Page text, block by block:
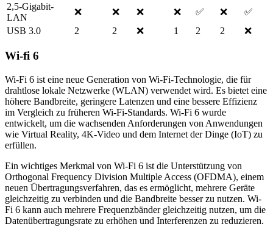
2,5-Gigabit-
LAN
❌ ❌ ❌ ❌ ✅ ❌
✅
USB 3.0
2 2 ❌ 1 2 2 ❌
Wi-fi 6
Wi-Fi 6 ist eine neue Generation von Wi-Fi-Technologie, die für
drahtlose lokale Netzwerke (WLAN) verwendet wird. Es bietet eine
höhere Bandbreite, geringere Latenzen und eine bessere Effizienz
im Vergleich zu früheren Wi-Fi-Standards. Wi-Fi 6 wurde
entwickelt, um die wachsenden Anforderungen von Anwendungen
wie Virtual Reality, 4K-Video und dem Internet der Dinge (IoT) zu
erfüllen.
Ein wichtiges Merkmal von Wi-Fi 6 ist die Unterstützung von
Orthogonal Frequency Division Multiple Access (OFDMA), einem
neuen Übertragungsverfahren, das es ermöglicht, mehrere Geräte
gleichzeitig zu verbinden und die Bandbreite besser zu nutzen. Wi-
Fi 6 kann auch mehrere Frequenzbänder gleichzeitig nutzen, um die
Datenübertragungsrate zu erhöhen und Interferenzen zu reduzieren.